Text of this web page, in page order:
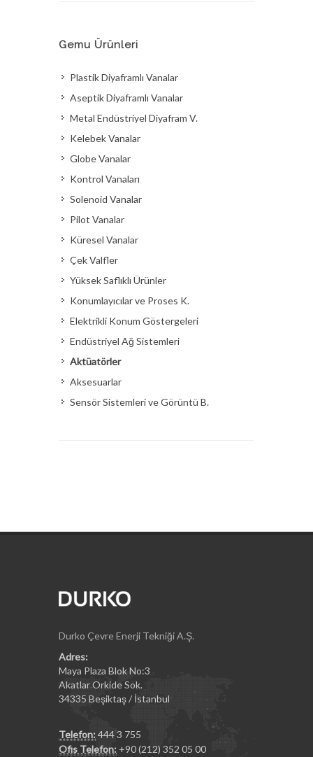
Gemu Ürünleri
Plastik Diyaframlı Vanalar
Aseptik Diyaframlı Vanalar
Metal Endüstriyel Diyafram V.
Kelebek Vanalar
Globe Vanalar
Kontrol Vanaları
Solenoid Vanalar
Pilot Vanalar
Küresel Vanalar
Çek Valfler
Yüksek Saflıklı Ürünler
Konumlayıcılar ve Proses K.
Elektrikli Konum Göstergeleri
Endüstriyel Ağ Sistemleri
Aktüatörler
Aksesuarlar
Sensör Sistemleri ve Görüntü B.
Durko Çevre Enerji Tekniği A.Ş.
Adres:
Maya Plaza Blok No:3
Akatlar Orkide Sok.
34335 Beşiktaş / İstanbul
Telefon: 444 3 755
Ofis Telefon: +90 (212) 352 05 00